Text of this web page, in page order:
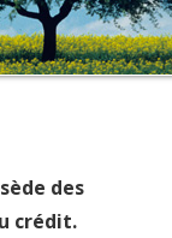
des
crédit.